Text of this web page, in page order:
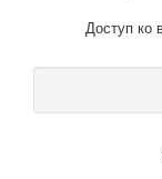
Доступ ко